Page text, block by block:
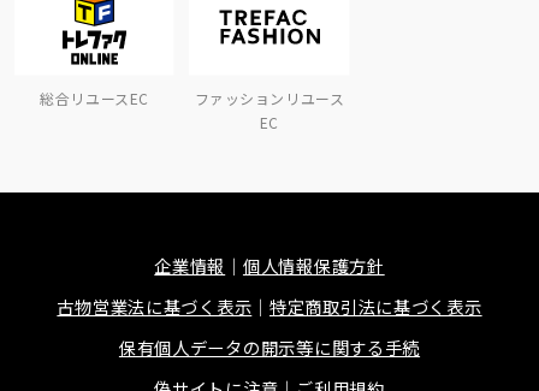
総合リユースEC
ファッションリユース
EC
企業情報
個人情報保護方針
古物営業法に基づく表示
特定商取引法に基づく表示
保有個人データの開示等に関する手続